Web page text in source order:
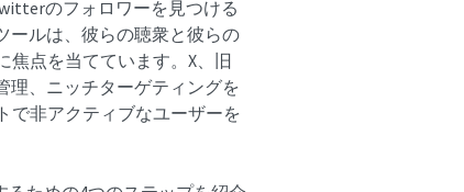
のフォロワーを見つける
ールは、彼らの聴衆と彼らの
焦点を当てています。X、旧
理、ニッチターゲティングを
で非アクティブなユーザーを